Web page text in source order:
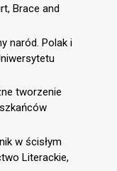
Brace and
naród. Polak i
tworzenie
w ścisłym
Literackie,